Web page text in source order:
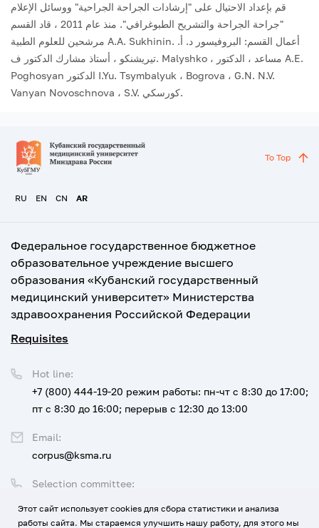
قم بإعداد الاحتيال على "إرشادات الجراحة الجراحية" ووسائل الإعلام
"جراحة الجراحة والتشريح الطبوغرافي".
منذ عام 2011 ، قاد القسم
مرشحين للعلوم الطبية A.A. Sukhinin. أعمال القسم: البروفيسور د. أ.
تيريشنكو ، أستاذ مشارك الدكتور ف. Malyshko ، مساعد ، الدكتور A.E.
Poghosyan الدكتور I.Yu. Tsymbalyuk ، Bogrova ، G.N. N.V.
Vanyan Novoschnova ، S.V. كورسكي.
RU EN CN AR
To Top
Федеральное государственное бюджетное
образовательное учреждение высшего
образования «Кубанский государственный
медицинский университет» Министерства
здравоохранения Российской Федерации
Requisites
Selection committee:
Hot line:
+7 (800) 444-19-20 режим работы: пн-чт с 8:30 до 17:00;
пт с 8:30 до 16:00; перерыв с 12:30 до 13:00
Email:
corpus@ksma.ru
Этот сайт использует cookies для сбора статистики и анализа
работы сайта. Мы стараемся улучшить нашу работу, для этого мы